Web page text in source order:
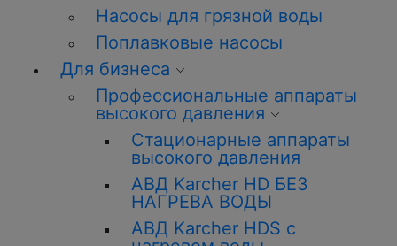
Насосы для грязной воды
Поплавковые насосы
Для бизнеса
Профессиональные аппараты
высокого давления
Стационарные аппараты
высокого давления
АВД Karcher HD БЕЗ
НАГРЕВА ВОДЫ
АВД Karcher HDS с